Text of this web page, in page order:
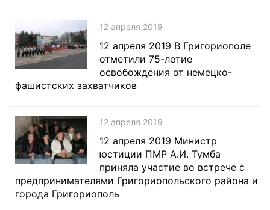
12 апреля 2019
12 апреля 2019 В Григориополе
отметили 75-летие
освобождения от немецко-
фашистских захватчиков
12 апреля 2019
12 апреля 2019 Министр
юстиции ПМР А.И. Тумба
приняла участие во встрече с
предпринимателями Григориопольского района и
города Григориополь